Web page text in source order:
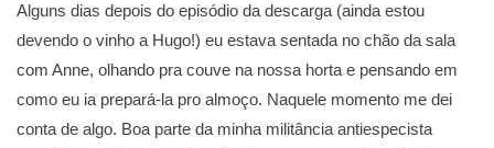
Alguns dias depois do episódio da descarga (ainda estou
devendo o vinho a Hugo!) eu estava sentada no chão da sala
com Anne, olhando pra couve na nossa horta e pensando em
como eu ia prepará-la pro almoço. Naquele momento me dei
conta de algo. Boa parte da minha militância antiespecista